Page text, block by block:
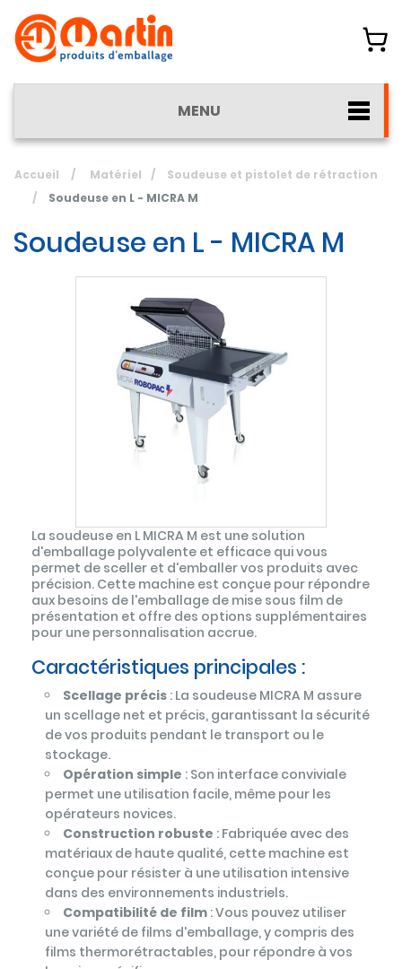
MENU
Accueil / Matériel /
Soudeuse et pistolet de rétraction
/
Soudeuse en L - MICRA M
Soudeuse en L - MICRA M
La soudeuse en L MICRA M est une solution
d'emballage polyvalente et efficace qui vous
permet de sceller et d'emballer vos produits avec
précision. Cette machine est conçue pour répondre
aux besoins de l'emballage de mise sous film de
présentation et offre des options supplémentaires
pour une personnalisation accrue.
Caractéristiques principales :
Scellage précis : La soudeuse MICRA M assure
un scellage net et précis, garantissant la sécurité
de vos produits pendant le transport ou le
stockage.
Opération simple : Son interface conviviale
permet une utilisation facile, même pour les
opérateurs novices.
Construction robuste : Fabriquée avec des
matériaux de haute qualité, cette machine est
conçue pour résister à une utilisation intensive
dans des environnements industriels.
Compatibilité de film : Vous pouvez utiliser
une variété de films d'emballage, y compris des
films thermorétractables, pour répondre à vos